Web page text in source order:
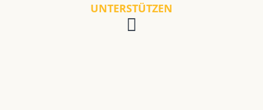
UNTERSTÜTZEN